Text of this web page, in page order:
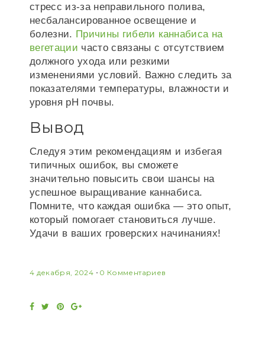
стресс из-за неправильного полива,
несбалансированное освещение и
болезни. Причины гибели каннабиса на
вегетации часто связаны с отсутствием
должного ухода или резкими
изменениями условий. Важно следить за
показателями температуры, влажности и
уровня pH почвы.
Вывод
Следуя этим рекомендациям и избегая
типичных ошибок, вы сможете
значительно повысить свои шансы на
успешное выращивание каннабиса.
Помните, что каждая ошибка — это опыт,
который помогает становиться лучше.
Удачи в ваших гроверских начинаниях!
4 декабря, 2024 0 Комментариев
Facebook
TwitterPinterestGoogle+